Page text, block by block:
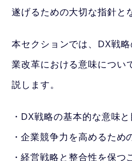
遂げるための大切な指針と
本セクションでは、DX戦
業改革における意味につい
説します。
DX戦略の基本的な意味と
企業競争力を高めるため
経営戦略と整合性を保つ